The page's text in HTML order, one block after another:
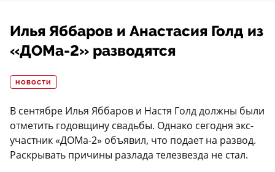
Илья Яббаров и Анастасия Голд из
«ДОМа-2» разводятся
НОВОСТИ
В сентябре Илья Яббаров и Настя Голд должны были
отметить годовщину свадьбы. Однако сегодня экс-
участник «ДОМа-2» объявил, что подает на развод.
Раскрывать причины разлада телезвезда не стал.